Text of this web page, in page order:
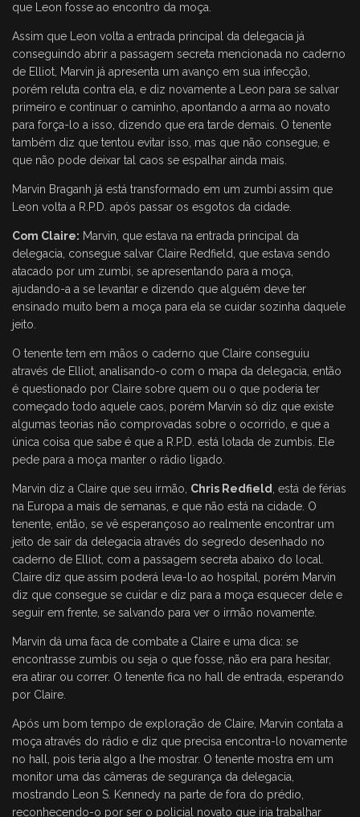
que Leon fosse ao encontro da moça.
Assim que Leon volta a entrada principal da delegacia já
conseguindo abrir a passagem secreta mencionada no caderno
de Elliot, Marvin já apresenta um avanço em sua infecção,
porém reluta contra ela, e diz novamente a Leon para se salvar
primeiro e continuar o caminho, apontando a arma ao novato
para força-lo a isso, dizendo que era tarde demais. O tenente
também diz que tentou evitar isso, mas que não consegue, e
que não pode deixar tal caos se espalhar ainda mais.
Marvin Braganh já está transformado em um zumbi assim que
Leon volta a R.P.D. após passar os esgotos da cidade.
Com Claire: Marvin, que estava na entrada principal da
delegacia, consegue salvar Claire Redfield, que estava sendo
atacado por um zumbi, se apresentando para a moça,
ajudando-a a se levantar e dizendo que alguém deve ter
ensinado muito bem a moça para ela se cuidar sozinha daquele
jeito.
O tenente tem em mãos o caderno que Claire conseguiu
através de Elliot, analisando-o com o mapa da delegacia, então
é questionado por Claire sobre quem ou o que poderia ter
começado todo aquele caos, porém Marvin só diz que existe
algumas teorias não comprovadas sobre o ocorrido, e que a
única coisa que sabe é que a R.P.D. está lotada de zumbis. Ele
pede para a moça manter o rádio ligado.
Marvin diz a Claire que seu irmão, Chris Redfield
, está de férias
na Europa a mais de semanas, e que não está na cidade. O
tenente, então, se vê esperançoso ao realmente encontrar um
jeito de sair da delegacia através do segredo desenhado no
caderno de Elliot, com a passagem secreta abaixo do local.
Claire diz que assim poderá leva-lo ao hospital, porém Marvin
diz que consegue se cuidar e diz para a moça esquecer dele e
seguir em frente, se salvando para ver o irmão novamente.
Marvin dá uma faca de combate a Claire e uma dica: se
encontrasse zumbis ou seja o que fosse, não era para hesitar,
era atirar ou correr. O tenente fica no hall de entrada, esperando
por Claire.
Após um bom tempo de exploração de Claire, Marvin contata a
moça através do rádio e diz que precisa encontra-lo novamente
no hall, pois teria algo a lhe mostrar. O tenente mostra em um
monitor uma das câmeras de segurança da delegacia,
mostrando Leon S. Kennedy na parte de fora do prédio,
reconhecendo-o por ser o policial novato que iria trabalhar